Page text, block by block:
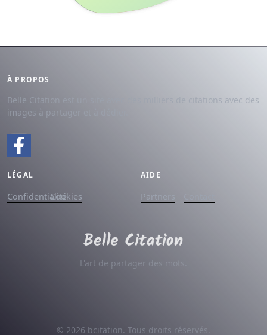
À PROPOS
Belle Citation est un site avec des milliers de citations avec des
images à partager et à dédier.
LÉGAL
ConfidentialitéCookies
AIDE
Partners
L'art de partager des mots.
© 2026 bcitation. Tous droits réservés.